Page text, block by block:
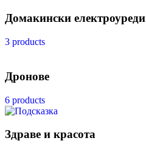
Домакински електроуреди
3 products
Дронове
6 products
Здраве и красота